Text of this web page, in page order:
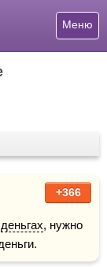
Меню
+366
деньгах, нужно